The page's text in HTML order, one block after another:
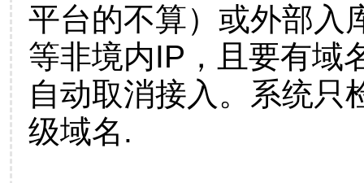
平台的不算）或外部入
等非境内IP，且要有域
自动取消接入。系统只
级域名.